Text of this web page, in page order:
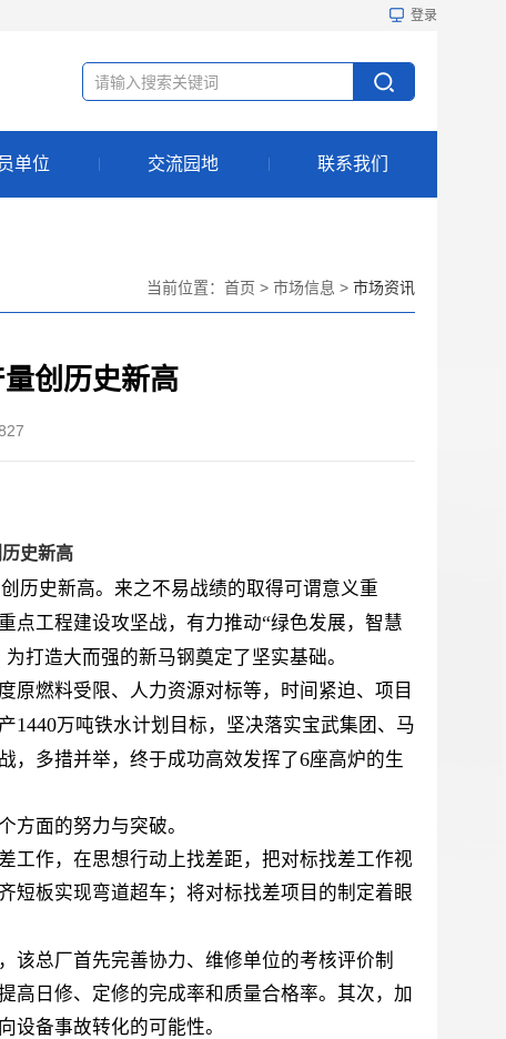
登录
单位 交流园地 联系我们
当前位置： 首页 > 市场信息 > 市场资讯
创历史新高
史新高
历史新高。来之不易战绩的取得可谓意义重
点工程建设攻坚战，有力推动“绿色发展，智慧
打造大而强的新马钢奠定了坚实基础。
燃料受限、人力资源对标等，时间紧迫、项目
1440万吨铁水计划目标，坚决落实宝武集团、马
，多措并举，终于成功高效发挥了6座高炉的生
方面的努力与突破。
工作，在思想行动上找差距，把对标找差工作视
短板实现弯道超车；将对标找差项目的制定着眼
该总厂首先完善协力、维修单位的考核评价制
高日修、定修的完成率和质量合格率。其次，加
设备事故转化的可能性。